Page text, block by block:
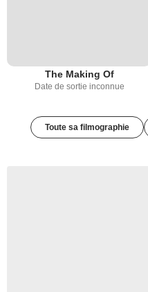
The Making Of
Date de sortie inconnue
Toute sa filmographie